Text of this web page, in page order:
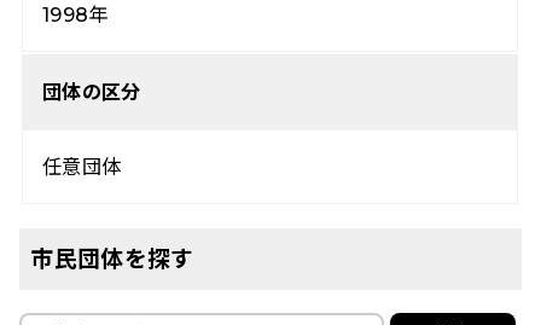
1998年
団体の区分
任意団体
市民団体を探す